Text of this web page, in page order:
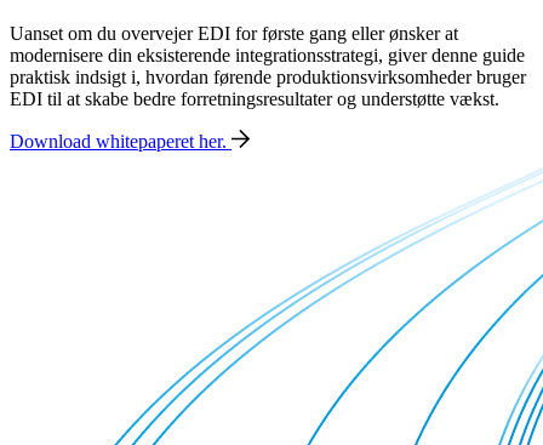
Uanset om du overvejer EDI for første gang eller ønsker at
modernisere din eksisterende integrationsstrategi, giver denne guide
praktisk indsigt i, hvordan førende produktionsvirksomheder bruger
EDI til at skabe bedre forretningsresultater og understøtte vækst.
Download whitepaperet her.